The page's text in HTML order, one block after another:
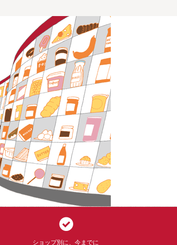
ショップ別に、今までに